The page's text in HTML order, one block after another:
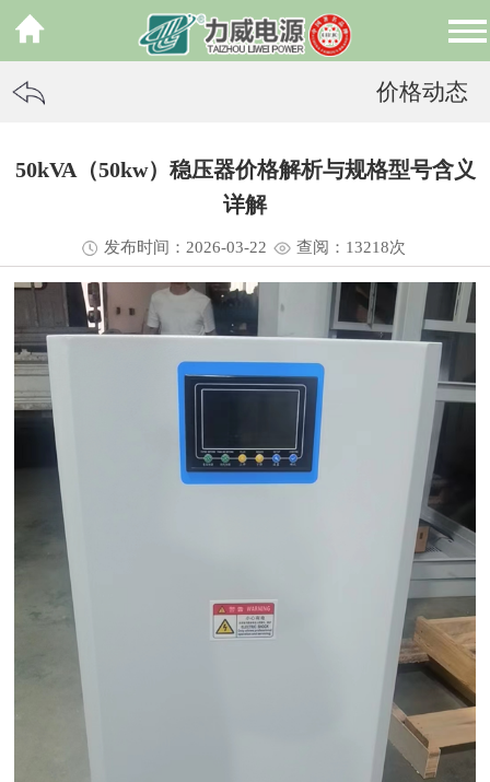
价格动态
50kVA（50kw）稳压器价格解析与规格型号含义
详解
发布时间：2026-03-22 查阅：13218次